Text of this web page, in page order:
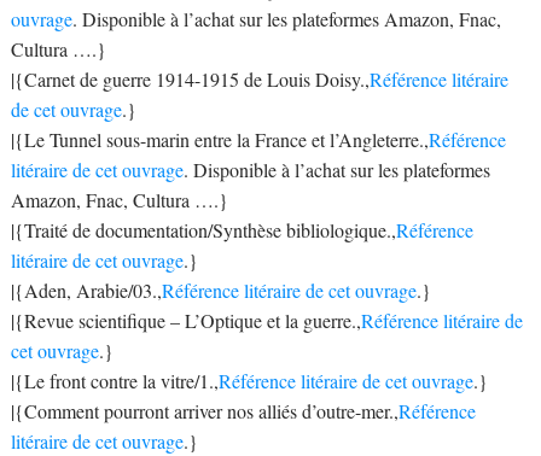
ouvrage. Disponible à l’achat sur les plateformes Amazon, Fnac,
Cultura ….}
|{Carnet de guerre 1914-1915 de Louis Doisy.,Référence litéraire
de cet ouvrage.}
|{Le Tunnel sous-marin entre la France et l’Angleterre.,Référence
litéraire de cet ouvrage. Disponible à l’achat sur les plateformes
Amazon, Fnac, Cultura ….}
|{Traité de documentation/Synthèse bibliologique.,Référence
litéraire de cet ouvrage.}
|{Aden, Arabie/03.,Référence litéraire de cet ouvrage.}
|{Revue scientifique – L’Optique et la guerre.,Référence litéraire de
cet ouvrage.}
|{Le front contre la vitre/1.,Référence litéraire de cet ouvrage.}
|{Comment pourront arriver nos alliés d’outre-mer.,Référence
litéraire de cet ouvrage.}